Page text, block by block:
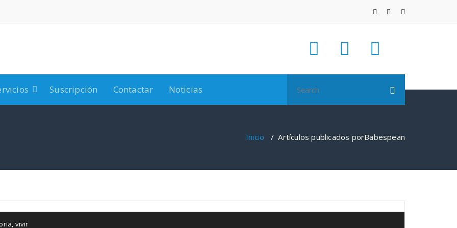
Suscripción Contactar Noticias
for:
Inicio /Artículos publicados porBabespean
, vivir